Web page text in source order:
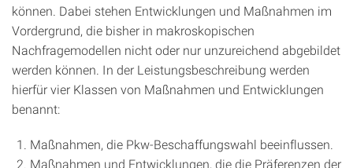
können. Dabei stehen Entwicklungen und Maßnahmen im
Vordergrund, die bisher in makroskopischen
Nachfragemodellen nicht oder nur unzureichend abgebildet
werden können. In der Leistungsbeschreibung werden
hierfür vier Klassen von Maßnahmen und Entwicklungen
benannt:
Maßnahmen, die Pkw-Beschaffungswahl beeinflussen.
Maßnahmen und Entwicklungen, die die Präferenzen der